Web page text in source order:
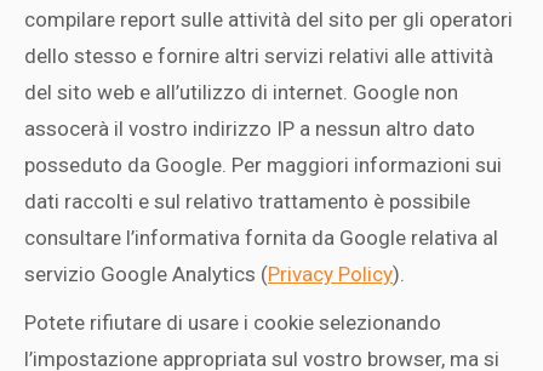
compilare report sulle attività del sito per gli operatori
dello stesso e fornire altri servizi relativi alle attività
del sito web e all’utilizzo di internet. Google non
assocerà il vostro indirizzo IP a nessun altro dato
posseduto da Google. Per maggiori informazioni sui
dati raccolti e sul relativo trattamento è possibile
consultare l’informativa fornita da Google relativa al
servizio Google Analytics (Privacy Policy).
Potete rifiutare di usare i cookie selezionando
l’impostazione appropriata sul vostro browser, ma si